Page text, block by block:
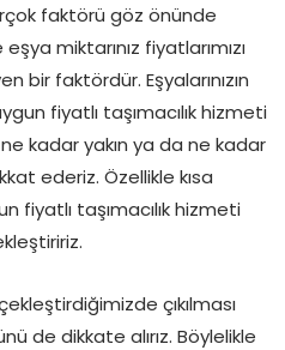
faktörü göz önünde
miktarınız fiyatlarımızı
bir faktördür. Eşyalarınızın
fiyatlı taşımacılık hizmeti
kadar yakın ya da ne kadar
ederiz. Özellikle kısa
fiyatlı taşımacılık hizmeti
çıkılması
de dikkate alırız. Böylelikle